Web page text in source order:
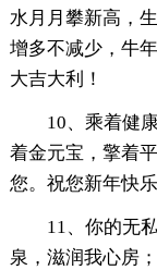
水月月攀新高，
增多不减少，牛
大吉大利！
10、乘着健
着金元宝，擎着
您。祝您新年快
11、你的无
泉，滋润我心房